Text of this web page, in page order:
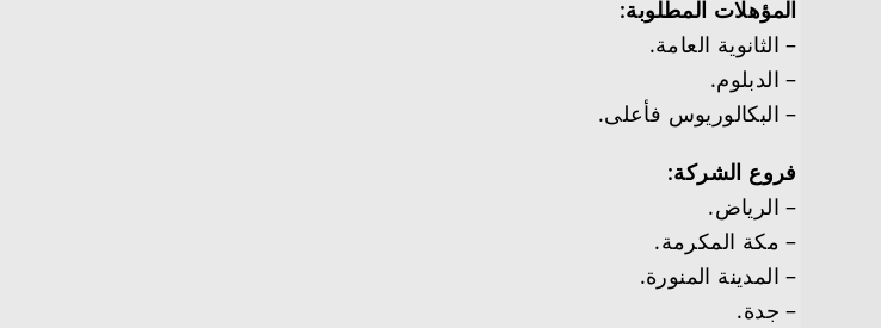
المؤهلات المطلوبة:
– الثانوية العامة.
– الدبلوم.
– البكالوريوس فأعلى.
فروع الشركة:
– الرياض.
– مكة المكرمة.
– المدينة المنورة.
– جدة.